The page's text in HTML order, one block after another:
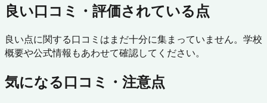
良い口コミ・評価されている点
良い点に関する口コミはまだ十分に集まっていません。学校
概要や公式情報もあわせて確認してください。
気になる口コミ・注意点